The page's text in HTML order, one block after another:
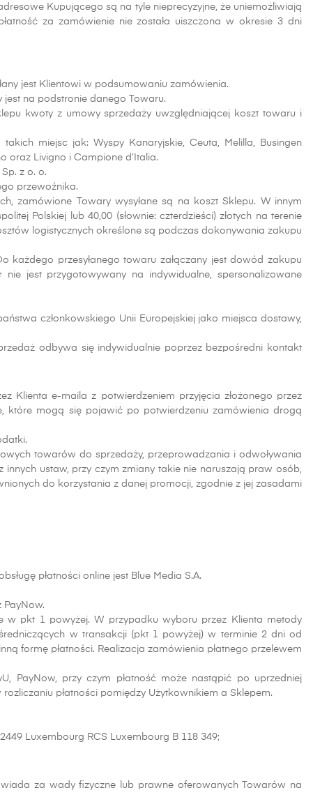
Kupującego są na tyle nieprecyzyjne, że uniemożliwiają
za zamówienie nie została uiszczona w okresie 3 dni
jest Klientowi w podsumowaniu zamówienia.
na podstronie danego Towaru.
kwoty z umowy sprzedaży uwzględniającej koszt towaru i
miejsc jak: Wyspy Kanaryjskie, Ceuta, Melilla, Busingen
oraz Livigno i Campione d’Italia.
z o. o.
przewoźnika.
zamówione Towary wysyłane są na koszt Sklepu. W innym
Polskiej lub 40,00 (słownie: czterdzieści) złotych na terenie
logistycznych określone są podczas dokonywania zakupu
każdego przesyłanego towaru załączany jest dowód zakupu
jest przygotowywany na indywidualne, spersonalizowane
członkowskiego Unii Europejskiej jako miejsca dostawy,
odbywa się indywidualnie poprzez bezpośredni kontakt
Klienta e-maila z potwierdzeniem przyjęcia złożonego przez
które mogą się pojawić po potwierdzeniu zamówienia drogą
towarów do sprzedaży, przeprowadzania i odwoływania
ustaw, przy czym zmiany takie nie naruszają praw osób,
do korzystania z danej promocji, zgodnie z jej zasadami
płatności online jest Blue Media S.A.
PayNow.
w pkt 1 powyżej. W przypadku wyboru przez Klienta metody
w transakcji (pkt 1 powyżej) w terminie 2 dni od
formę płatności. Realizacja zamówienia płatnego przelewem
PayNow, przy czym płatność może nastąpić po uprzedniej
płatności pomiędzy Użytkownikiem a Sklepem.
Luxembourg RCS Luxembourg B 118 349;
za wady fizyczne lub prawne oferowanych Towarów na